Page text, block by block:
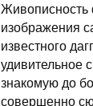
Живописность
изображения
известного
удивительное
знакомую до
совершенно